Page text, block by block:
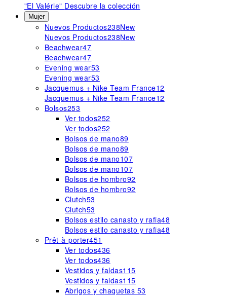
"El Valérie" Descubre la colección
Mujer
Nuevos Productos238New
Nuevos Productos238New
Beachwear47
Beachwear47
Evening wear53
Evening wear53
Jacquemus + Nike Team France12
Jacquemus + Nike Team France12
Bolsos253
Ver todos252
Ver todos252
Bolsos de mano89
Bolsos de mano89
Bolsos de mano107
Bolsos de mano107
Bolsos de hombro92
Bolsos de hombro92
Clutch53
Clutch53
Bolsos estilo canasto y rafia48
Bolsos estilo canasto y rafia48
Prêt-à-porter451
Ver todos436
Ver todos436
Vestidos y faldas115
Vestidos y faldas115
Abrigos y chaquetas 53